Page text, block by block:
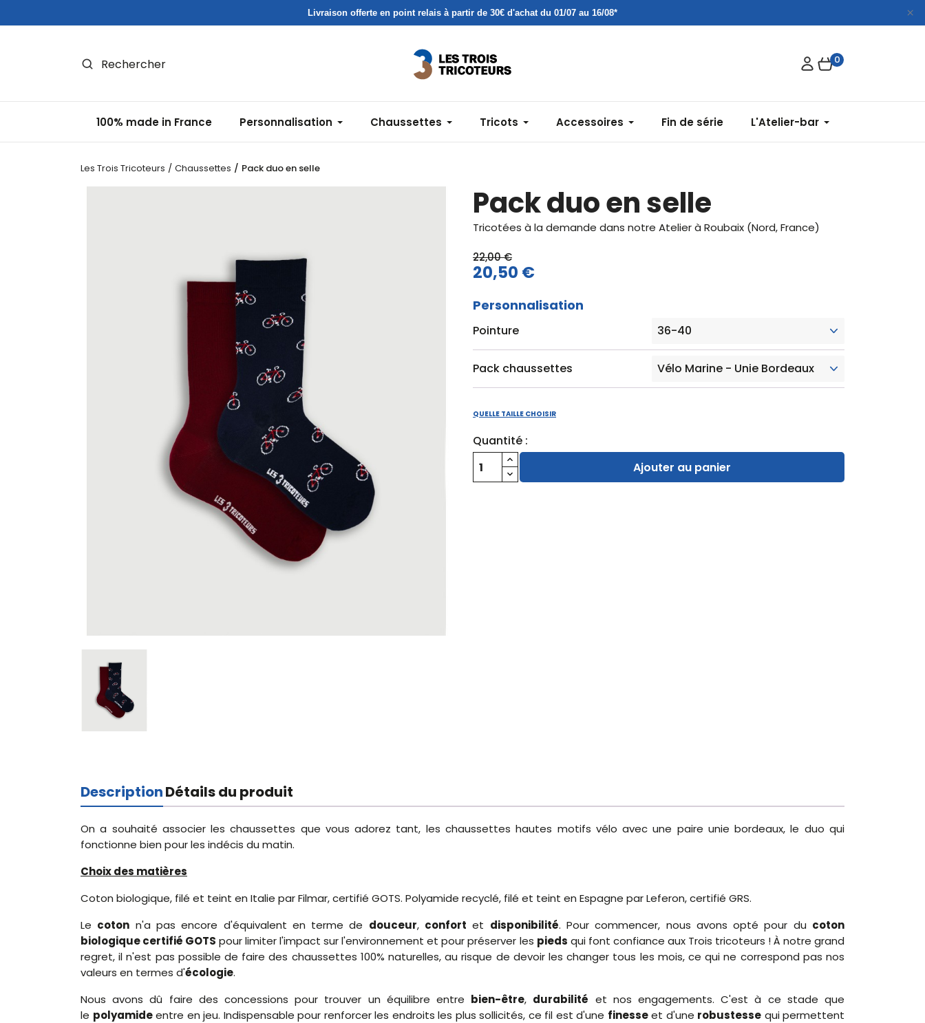
Livraison offerte en point relais à partir de 30€ d'achat du 01/07 au 16/08*
0
100% made in France Personnalisation Chaussettes Tricots Accessoires Fin de série L'Atelier-bar
Les Trois Tricoteurs Chaussettes Pack duo en selle
Pack duo en selle
Tricotées à la demande dans notre Atelier à Roubaix (Nord, France)
22,00 €
20,50 €
Personnalisation
Pointure
Pack chaussettes
QUELLE TAILLE CHOISIR
Quantité :
Ajouter au panier
DescriptionDétails du produit
On a souhaité associer les chaussettes que vous adorez tant, les chaussettes hautes motifs vélo avec une paire unie bordeaux, le duo qui
fonctionne bien pour les indécis du matin.
Choix des matières
Coton biologique, filé et teint en Italie par Filmar, certifié GOTS. Polyamide recyclé, filé et teint en Espagne par Leferon, certifié GRS.
Le coton n'a pas encore d'équivalent en terme de douceur, confort et disponibilité. Pour commencer, nous avons opté pour du coton
biologique certifié GOTS pour limiter l'impact sur l'environnement et pour préserver les pieds qui font confiance aux Trois tricoteurs ! À notre grand
regret, il n'est pas possible de faire des chaussettes 100% naturelles, au risque de devoir les changer tous les mois, ce qui ne correspond pas nos
valeurs en termes d'écologie.
Nous avons dû faire des concessions pour trouver un équilibre entre bien-être, durabilité et nos engagements. C'est à ce stade que
le polyamideentre en jeu. Indispensable pour renforcer les endroits les plus sollicités, ce fil est d'une finesseet d'une robustesse qui permettent